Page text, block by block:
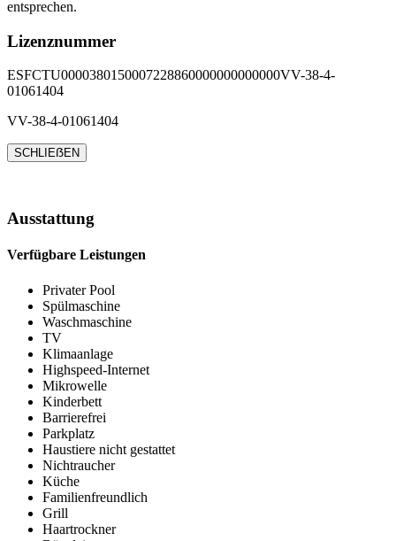
entsprechen.
Lizenznummer
ESFCTU0000380150007228860000000000000VV-38-4-
01061404
VV-38-4-01061404
SCHLIEẞEN
Ausstattung
Verfügbare Leistungen
Privater Pool
Spülmaschine
Waschmaschine
TV
Klimaanlage
Highspeed-Internet
Mikrowelle
Kinderbett
Barrierefrei
Parkplatz
Haustiere nicht gestattet
Nichtraucher
Küche
Familienfreundlich
Grill
Haartrockner